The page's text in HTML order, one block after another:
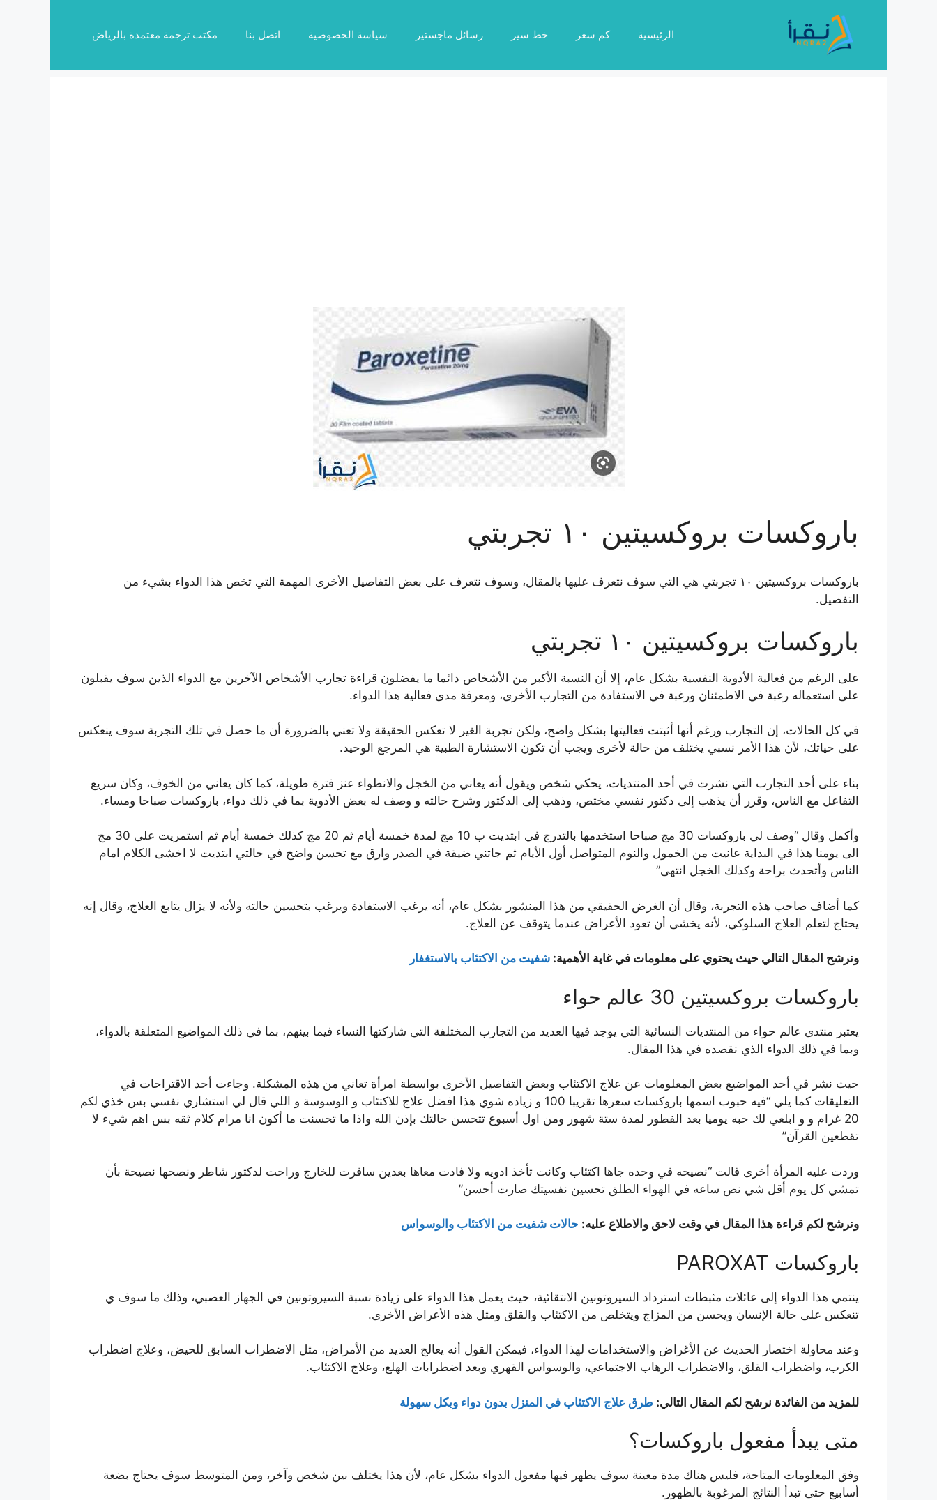
الرئيسية كم سعر خط سير رسائل ماجستير سياسة الخصوصية اتصل بنا مكتب ترجمة معتمدة بالرياض
باروكسات بروكسيتين ١٠ تجربتي
باروكسات بروكسيتين ١٠ تجربتي هي التي سوف نتعرف عليها بالمقال، وسوف نتعرف على بعض التفاصيل الأخرى المهمة التي تخص هذا الدواء بشيء من
التفصيل.
باروكسات بروكسيتين ١٠ تجربتي
على الرغم من فعالية الأدوية النفسية بشكل عام، إلا أن النسبة الأكبر من الأشخاص دائما ما يفضلون قراءة تجارب الأشخاص الآخرين مع الدواء الذين سوف يقبلون
على استعماله رغبة في الاطمئنان ورغبة في الاستفادة من التجارب الأخرى، ومعرفة مدى فعالية هذا الدواء.
في كل الحالات، إن التجارب ورغم أنها أثبتت فعاليتها بشكل واضح، ولكن تجربة الغير لا تعكس الحقيقة ولا تعني بالضرورة أن ما حصل في تلك التجربة سوف ينعكس
على حياتك، لأن هذا الأمر نسبي يختلف من حالة لأخرى ويجب أن تكون الاستشارة الطبية هي المرجع الوحيد.
بناء على أحد التجارب التي نشرت في أحد المنتديات، يحكي شخص ويقول أنه يعاني من الخجل والانطواء عنز فترة طويلة، كما كان يعاني من الخوف، وكان سريع
التفاعل مع الناس، وقرر أن يذهب إلى دكتور نفسي مختص، وذهب إلى الدكتور وشرح حالته و وصف له بعض الأدوية بما في ذلك دواء، باروكسات صباحا ومساء.
وأكمل وقال “وصف لي باروكسات 30 مج صباحا استخدمها بالتدرج في ابتديت ب 10 مج لمدة خمسة أيام ثم 20 مج كذلك خمسة أيام ثم استمريت على 30 مج
الى يومنا هذا في البداية عانيت من الخمول والنوم المتواصل أول الأيام ثم جاتني ضيقة في الصدر وارق مع تحسن واضح في حالتي ابتديت لا اخشى الكلام امام
الناس وأتحدث براحة وكذلك الخجل انتهى”
كما أضاف صاحب هذه التجربة، وقال أن الغرض الحقيقي من هذا المنشور بشكل عام، أنه يرغب الاستفادة ويرغب بتحسين حالته ولأنه لا يزال يتابع العلاج، وقال إنه
يحتاج لتعلم العلاج السلوكي، لأنه يخشى أن تعود الأعراض عندما يتوقف عن العلاج.
ونرشح المقال التالي حيث يحتوي على معلومات في غاية الأهمية: شفيت من الاكتئاب بالاستغفار
باروكسات بروكسيتين 30 عالم حواء
يعتبر منتدى عالم حواء من المنتديات النسائية التي يوجد فيها العديد من التجارب المختلفة التي شاركتها النساء فيما بينهم، بما في ذلك المواضيع المتعلقة بالدواء،
وبما في ذلك الدواء الذي نقصده في هذا المقال.
حيث نشر في أحد المواضيع بعض المعلومات عن علاج الاكتئاب وبعض التفاصيل الأخرى بواسطة امرأة تعاني من هذه المشكلة. وجاءت أحد الاقتراحات في
التعليقات كما يلي “فيه حبوب اسمها باروكسات سعرها تقريبا 100 و زياده شوي هذا افضل علاج للاكتئاب و الوسوسة و اللي قال لي استشاري نفسي بس خذي لكم
20 غرام و و ابلعي لك حبه يوميا بعد الفطور لمدة ستة شهور ومن اول أسبوع تتحسن حالتك بإذن الله واذا ما تحسنت ما أكون انا مرام كلام ثقه بس اهم شيء لا
تقطعين القرآن”
وردت عليه المرأة أخرى قالت “نصيحه في وحده جاها اكتئاب وكانت تأخذ ادويه ولا فادت معاها بعدين سافرت للخارج وراحت لدكتور شاطر ونصحها نصيحة بأن
تمشي كل يوم أقل شي نص ساعه في الهواء الطلق تحسين نفسيتك صارت أحسن”
ونرشح لكم قراءة هذا المقال في وقت لاحق والاطلاع عليه: حالات شفيت من الاكتئاب والوسواس
باروكسات PAROXAT
ينتمي هذا الدواء إلى عائلات مثبطات استرداد السيروتونين الانتقائية، حيث يعمل هذا الدواء على زيادة نسبة السيروتونين في الجهاز العصبي، وذلك ما سوف ي
تنعكس على حالة الإنسان ويحسن من المزاج ويتخلص من الاكتئاب والقلق ومثل هذه الأعراض الأخرى.
وعند محاولة اختصار الحديث عن الأغراض والاستخدامات لهذا الدواء، فيمكن القول أنه يعالج العديد من الأمراض، مثل الاضطراب السابق للحيض، وعلاج اضطراب
الكرب، واضطراب القلق، والاضطراب الرهاب الاجتماعي، والوسواس القهري وبعد اضطرابات الهلع، وعلاج الاكتئاب.
للمزيد من الفائدة نرشح لكم المقال التالي: طرق علاج الاكتئاب في المنزل بدون دواء وبكل سهولة
متى يبدأ مفعول باروكسات؟
وفق المعلومات المتاحة، فليس هناك مدة معينة سوف يظهر فيها مفعول الدواء بشكل عام، لأن هذا يختلف بين شخص وآخر، ومن المتوسط سوف يحتاج بضعة
أسابيع حتى تبدأ النتائج المرغوبة بالظهور.